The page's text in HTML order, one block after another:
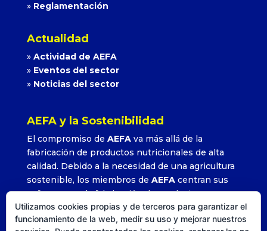
» Reglamentación
Actualidad
» Actividad de AEFA
» Eventos del sector
» Noticias del sector
AEFA y la Sostenibilidad
El compromiso de AEFAva más allá de la
fabricación de productos nutricionales de alta
calidad. Debido a la necesidad de una agricultura
sostenible, los miembros de AEFAcentran sus
esfuerzos en la fabricación de productos que
permitan alcanzar altos rendimientos con la
utilización adecuada y precisa de sus formulados.
Utilizamos cookies propias y de terceros para garantizar el
funcionamiento de la web, medir su uso y mejorar nuestros